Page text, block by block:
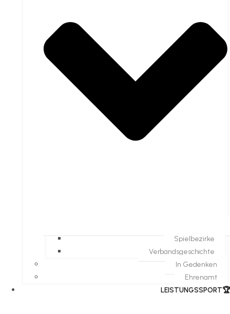
Spielbezirke
Verbandsgeschichte
In Gedenken
Ehrenamt
​LEISTUNGSSPORT🏆